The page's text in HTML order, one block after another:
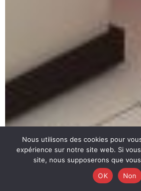
Nous utilisons des cookies pour
expérience sur notre site web. Si
site, nous supposerons que
OK
Non